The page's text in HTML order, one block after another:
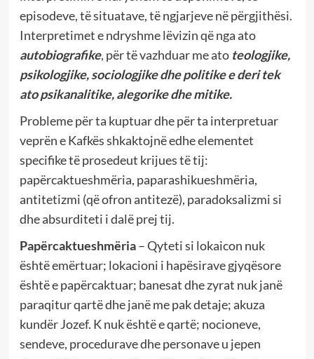
episodeve, të situatave, të ngjarjeve në përgjithësi.
Interpretimet e ndryshme lëvizin që nga ato
autobiografike, për të vazhduar me ato teologjike,
psikologjike, sociologjike dhe politike e deri tek
ato psikanalitike, alegorike dhe mitike.
Probleme për ta kuptuar dhe për ta interpretuar
veprën e Kafkës shkaktojnë edhe elementet
specifike të prosedeut krijues të tij:
papërcaktueshmëria, paparashikueshmëria,
antitetizmi (që ofron antitezë), paradoksalizmi si
dhe absurditeti i dalë prej tij.
Papërcaktueshmëria– Qyteti si lokaicon nuk
është emërtuar; lokacioni i hapësirave gjyqësore
është e papërcaktuar; banesat dhe zyrat nuk janë
paraqitur qartë dhe janë me pak detaje; akuza
kundër Jozef. K nuk është e qartë; nocioneve,
sendeve, procedurave dhe personave u jepen